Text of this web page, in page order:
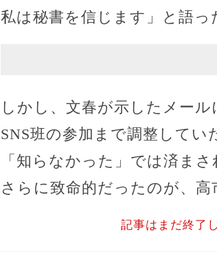
私は秘書を信じます」と語っ
しかし、文春が示したメー
SNS班の参加まで調整してい
「知らなかった」では済まさ
さらに致命的だったのが、高
記事はまだ終了